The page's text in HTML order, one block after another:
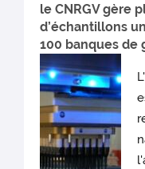
le CNRGV gère
d’échantillons
100 banques de